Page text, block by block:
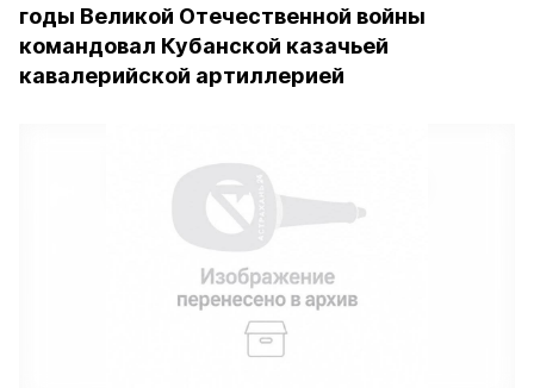
годы Великой Отечественной войны
командовал Кубанской казачьей
кавалерийской артиллерией